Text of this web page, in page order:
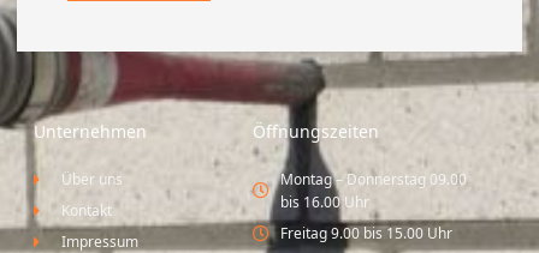
Unternehmen
Über uns
Kontakt
Impressum
Öffnungszeiten
Montag – Donnerstag 09.00
bis 16.00 Uhr
Freitag 9.00 bis 15.00 Uhr